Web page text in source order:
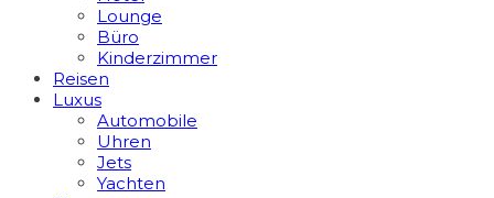
Lounge
Büro
Kinderzimmer
Reisen
Luxus
Automobile
Uhren
Jets
Yachten